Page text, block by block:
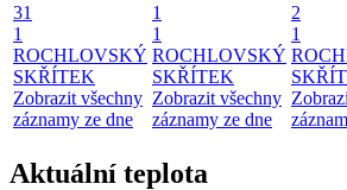
31
1
ROCHLOVSKÝ
SKŘÍTEK
Zobrazit všechny
záznamy ze dne
1
1
ROCHLOVSKÝ
SKŘÍTEK
Zobrazit všechny
záznamy ze dne
2
1
Aktuální teplota